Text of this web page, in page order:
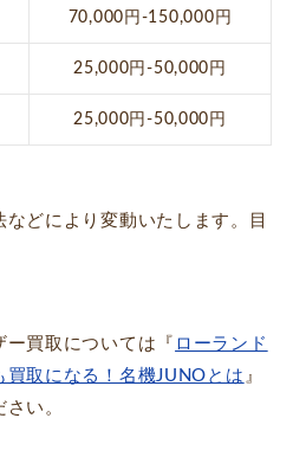
70,000円-150,000円
25,000円-50,000円
25,000円-50,000円
どにより変動いたします。目
ー買取については『 ローランド
取になる！名機JUNOとは 』
い。